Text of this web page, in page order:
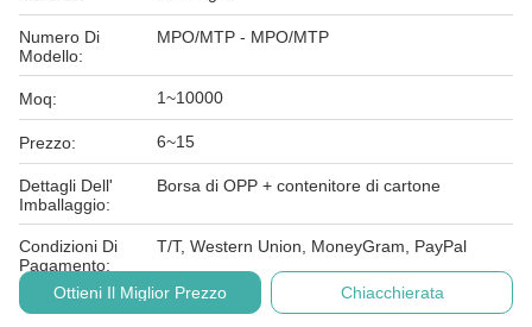
Numero Di
Modello:
MPO/MTP - MPO/MTP
Moq: 1~10000
Prezzo: 6~15
Dettagli Dell'
Imballaggio:
Borsa di OPP + contenitore di cartone
Condizioni Di
Pagamento:
T/T, Western Union, MoneyGram, PayPal
Ottieni Il Miglior Prezzo Chiacchierata